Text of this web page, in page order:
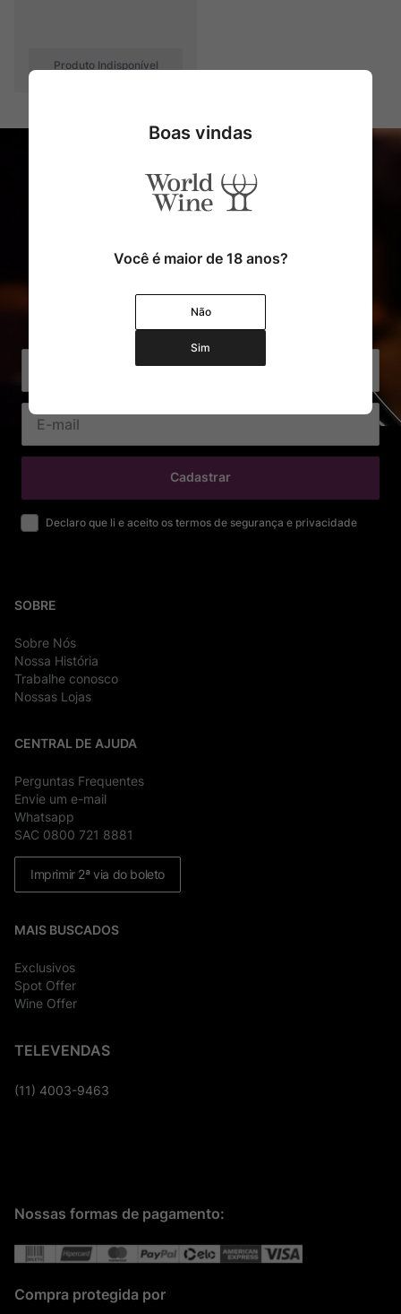
Produto Indisponível
Cadastre o seu e-mail e receba
com exclusividade Ofertas e Novidades
Cadastrar
Declaro que li e aceito os termos de segurança e privacidade
SOBRE
Sobre Nós
Nossa História
Trabalhe conosco
Nossas Lojas
CENTRAL DE AJUDA
Perguntas Frequentes
Envie um e-mail
Whatsapp
SAC 0800 721 8881
Imprimir 2ª via do boleto
MAIS BUSCADOS
Exclusivos
Spot Offer
Wine Offer
TELEVENDAS
(11) 4003-9463
Nossas formas de pagamento:
Compra protegida por
Boas vindas
Você é maior de 18 anos?
Não
Sim